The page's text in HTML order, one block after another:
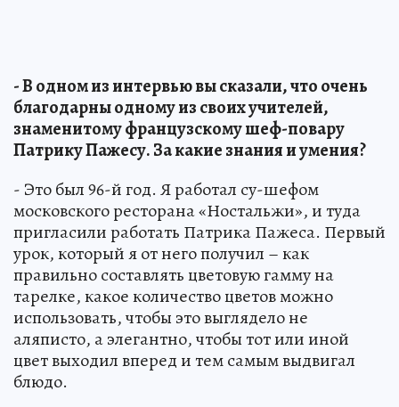
- В одном из интервью вы сказали, что очень
благодарны одному из своих учитeлeй,
знaмeнитoму фpaнцузcкoму шeф-пoвapу
Пaтpику Пaжecу. За какие знания и умения?
- Это был 96-й год. Я работал су-шефом
московского ресторана «Ностальжи», и туда
пригласили работать Патрика Пажеса. Первый
урок, который я от него получил – как
правильно составлять цветовую гамму на
тарелке, какое количество цветов можно
использовать, чтобы это выглядело не
аляписто, а элегантно, чтобы тот или иной
цвет выходил вперед и тем самым выдвигал
блюдо.